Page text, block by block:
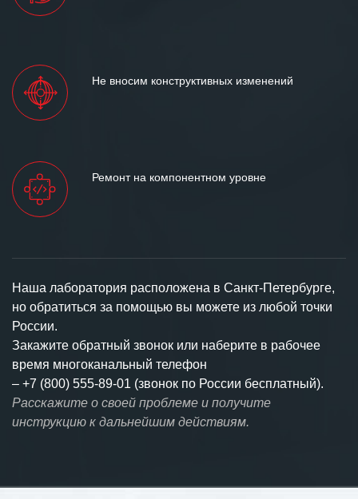
Не вносим конструктивных изменений
Ремонт на компонентном уровне
Наша лаборатория расположена в Санкт-Петербурге,
но обратиться за помощью вы можете из любой точки
России.
Закажите обратный звонок или наберите в рабочее
время многоканальный телефон
– +7 (800) 555-89-01 (звонок по России бесплатный).
Расскажите о своей проблеме и получите
инструкцию к дальнейшим действиям.